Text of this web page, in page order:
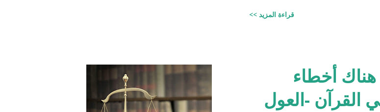
قراءة المزيد >>
هناك أخطاء
القرآن -العول